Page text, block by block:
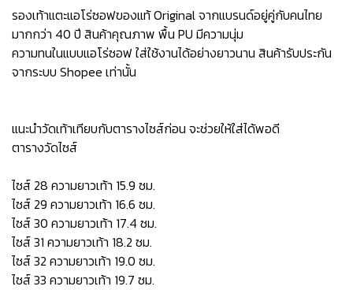
รองเท้าแตะแอโร่ซอฟของแท้ Original จากแบรนด์อยู่คู่กับคนไทย
มากกว่า 40 ปี สินค้าคุณภาพ พื้น PU มีความนุ่ม
ความทนในแบบแอโร่ซอฟ ใส่ใช้งานได้อย่างยาวนาน สินค้ารับประกัน
จากระบบ Shopee เท่านั้น
แนะนำวัดเท้าเทียบกับตารางไซส์ก่อน จะช่วยให้ใส่ได้พอดี
ตารางวัดไซส์
ไซส์ 28 ความยาวเท้า 15.9 ซม.
ไซส์ 29 ความยาวเท้า 16.6 ซม.
ไซส์ 30 ความยาวเท้า 17.4 ซม.
ไซส์ 31 ความยาวเท้า 18.2 ซม.
ไซส์ 32 ความยาวเท้า 19.0 ซม.
ไซส์ 33 ความยาวเท้า 19.7 ซม.